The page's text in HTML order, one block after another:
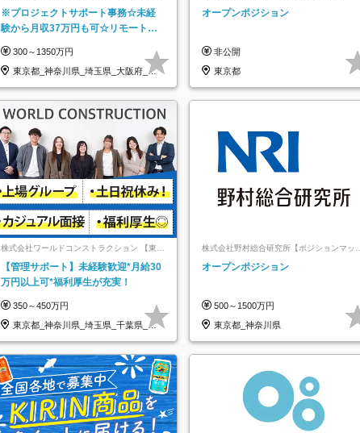
ライム上場コプロ・ホールディングス子会
社】
※プロジェクトサポート事務☆未経
験から月収37万円も可☆リモート研
b
300～1350万円
東京都_神奈川県_埼玉県_大阪府_愛
知県…
オープンポジション
非公開
東京都
株式会社ワールドコンストラクション 【東証
一部】 (ワールドホールディングス・グルー
プ)【管理サポート】未経験歓迎*月給30
万円以上可*福利厚生が充実！
350～450万円
東京都_神奈川県_埼玉県_千葉県_大
阪府…
株式会社野村総合研究所【ポジションマッチ
オープンポジション
500～1500万円
東京都_神奈川県